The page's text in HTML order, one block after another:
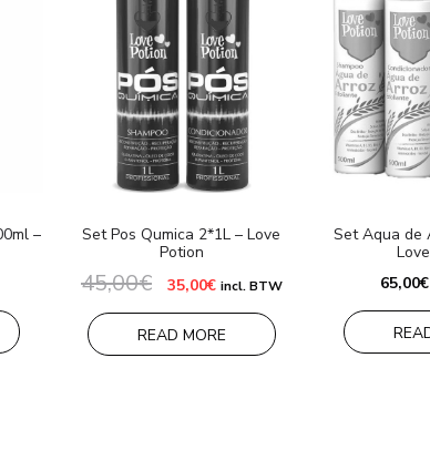
–
Set Pos Qumica 2*1L – Love
Potion
45,00€ Le
prix
initial
était :
35,00€Le
actuel
est :
35,00€.
incl. BTW
READ MORE
Set Aqua de
65,00€